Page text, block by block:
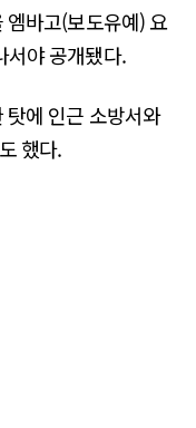
엠바고(보도유예) 요
서야 공개됐다.
탓에 인근 소방서와
했다.